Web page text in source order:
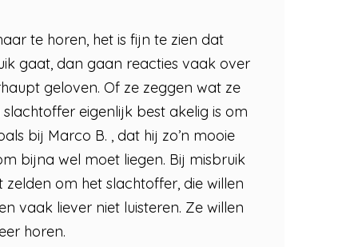
te horen, het is fijn te zien dat
gaat, dan gaan reacties vaak over
geloven. Of ze zeggen wat ze
eigenlijk best akelig is om
bij Marco B. , dat hij zo’n mooie
bijna wel moet liegen. Bij misbruik
om het slachtoffer, die willen
vaak liever niet luisteren. Ze willen
horen.